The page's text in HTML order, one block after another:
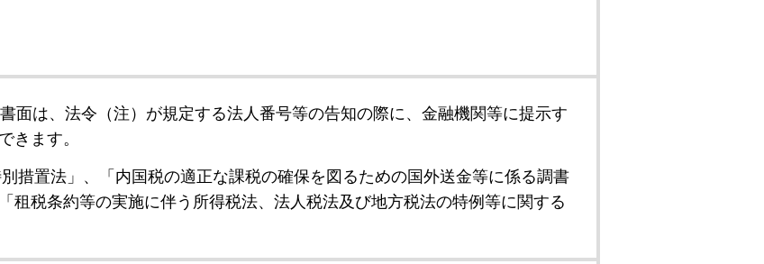
面は、法令（注）が規定する法人番号等の告知の際に、金融機関等に提示す
きます。
別措置法」、「内国税の適正な課税の確保を図るための国外送金等に係る調書
租税条約等の実施に伴う所得税法、法人税法及び地方税法の特例等に関する